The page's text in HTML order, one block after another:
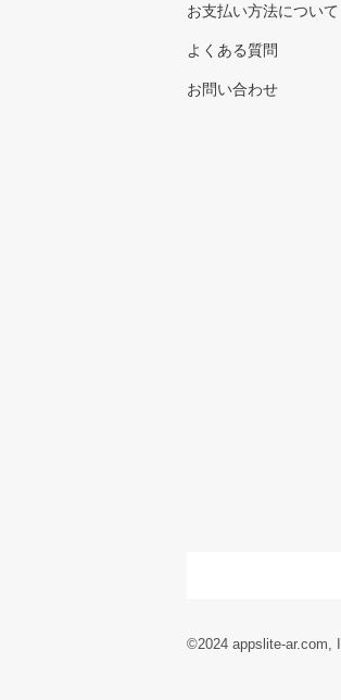
お支払い方法について
よくある質問
お問い合わせ
©2024 appslite-ar.com,